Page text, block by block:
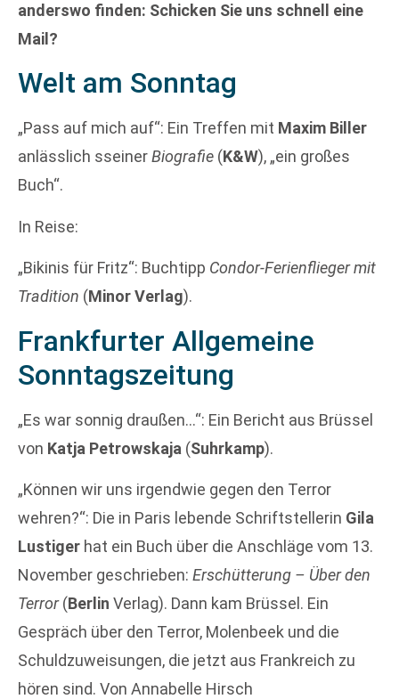
anderswo finden: Schicken Sie uns schnell eine
Mail?
Welt am Sonntag
„Pass auf mich auf“: Ein Treffen mit Maxim Biller
anlässlich sseinerBiografie (K&W), „ein großes
Buch“.
In Reise:
„Bikinis für Fritz“: Buchtipp Condor-Ferienflieger mit
Tradition (Minor Verlag).
Frankfurter Allgemeine
Sonntagszeitung
„Es war sonnig draußen…“: Ein Bericht aus Brüssel
von Katja Petrowskaja (Suhrkamp).
„Können wir uns irgendwie gegen den Terror
wehren?“: Die in Paris lebende Schriftstellerin Gila
Lustiger hat ein Buch über die Anschläge vom 13.
November geschrieben: Erschütterung – Über den
Terror(Berlin Verlag). Dann kam Brüssel. Ein
Gespräch über den Terror, Molenbeek und die
Schuldzuweisungen, die jetzt aus Frankreich zu
hören sind. Von Annabelle Hirsch